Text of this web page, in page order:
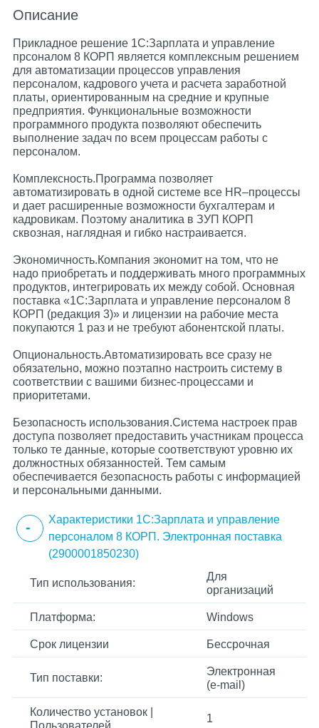
Описание
Прикладное решение 1С:Зарплата и управление
прсоналом 8 КОРП является комплексным решением
для автоматизации процессов управления
персоналом, кадрового учета и расчета заработной
платы, ориентированным на средние и крупные
предприятия. Функциональные возможности
программного продукта позволяют обеспечить
выполнение задач по всем процессам работы с
персоналом.
Комплексность.Программа позволяет
автоматизировать в одной системе все HR–процессы
и дает расширенные возможности бухгалтерам и
кадровикам. Поэтому аналитика в ЗУП КОРП
сквозная, наглядная и гибко настраивается.
Экономичность.Компания экономит на том, что не
надо приобретать и поддерживать много программных
продуктов, интегрировать их между собой. Основная
поставка «1С:Зарплата и управление персоналом 8
КОРП (редакция 3)» и лицензии на рабочие места
покупаются 1 раз и не требуют абонентской платы.
Опциональность.Автоматизировать все сразу не
обязательно, можно поэтапно настроить систему в
соответствии с вашими бизнес-процессами и
приоритетами.
Безопасность использования.Система настроек прав
доступа позволяет предоставить участникам процесса
только те данные, которые соответствуют уровню их
должностных обязанностей. Тем самым
обеспечивается безопасность работы с информацией
и персональными данными.
Характеристики 1С:Зарплата и управление
персоналом 8 КОРП. Электронная поставка
(2900001850230)
Тип использования:
Для
организаций
Платформа: Windows
Срок лицензии Бессрочная
Тип поставки:
Электронная
(e-mail)
Количество установок |
Пользователей
1